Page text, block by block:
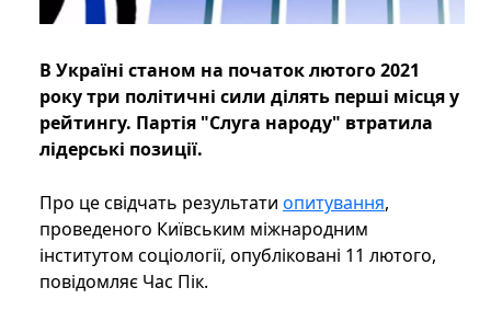
В Україні станом на початок лютого 2021
року три політичні сили ділять перші місця у
рейтингу. Партія "Слуга народу" втратила
лідерські позиції.
Про це свідчать результати опитування,
проведеного Київським міжнародним
інститутом соціології, опубліковані 11 лютого,
повідомляє Час Пік.